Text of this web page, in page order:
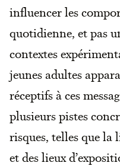
influencer les
quotidienne, et pas
contextes
jeunes adultes
réceptifs à ces
plusieurs pistes
risques, telles que
et des lieux